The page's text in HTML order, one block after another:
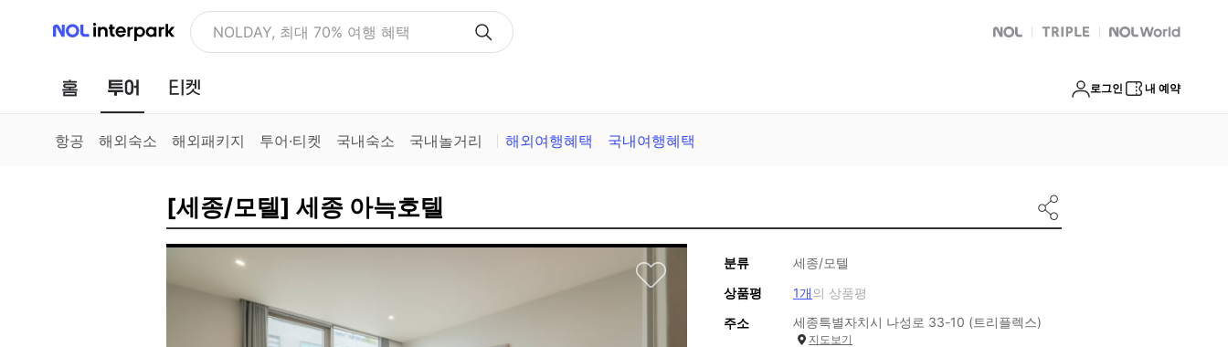
NOL 인터파크 NOLDAY, 최대 70% 여행 혜택 NOL 트리플 Global Interpark
홈 투어 로그인 내 예약
항공 해외숙소 해외패키지 투어·티켓 국내숙소 국내놀거리 해외여행혜택 국내여행혜택
[세종/모텔] 세종 아늑호텔
분류
세종/모텔
상품평
1개의 상품평
주소
세종특별자치시 나성로 33-10 (트리플렉스)
지도보기